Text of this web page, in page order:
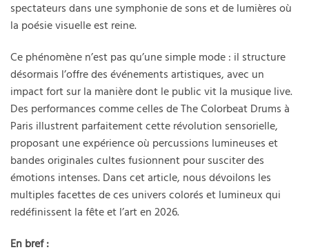
spectateurs dans une symphonie de sons et de lumières où
la poésie visuelle est reine.
Ce phénomène n’est pas qu’une simple mode : il structure
désormais l’offre des événements artistiques, avec un
impact fort sur la manière dont le public vit la musique live.
Des performances comme celles de The Colorbeat Drums à
Paris illustrent parfaitement cette révolution sensorielle,
proposant une expérience où percussions lumineuses et
bandes originales cultes fusionnent pour susciter des
émotions intenses. Dans cet article, nous dévoilons les
multiples facettes de ces univers colorés et lumineux qui
redéfinissent la fête et l’art en 2026.
En bref :